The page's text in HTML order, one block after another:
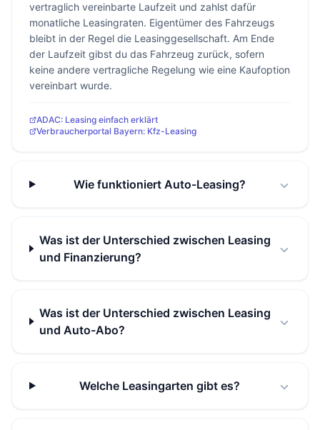
vertraglich vereinbarte Laufzeit und zahlst dafür
monatliche Leasingraten. Eigentümer des Fahrzeugs
bleibt in der Regel die Leasinggesellschaft. Am Ende
der Laufzeit gibst du das Fahrzeug zurück, sofern
keine andere vertragliche Regelung wie eine Kaufoption
vereinbart wurde.
ADAC: Leasing einfach erklärt
Verbraucherportal Bayern: Kfz-Leasing
Wie funktioniert Auto-Leasing?
Was ist der Unterschied zwischen Leasing
und Finanzierung?
Was ist der Unterschied zwischen Leasing
und Auto-Abo?
Welche Leasingarten gibt es?